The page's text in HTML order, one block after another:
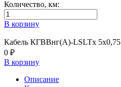
Количество, км:
В корзину
Кабель КГВВнг(А)-LSLTx 5х0,75
0 ₽
В корзину
Описание